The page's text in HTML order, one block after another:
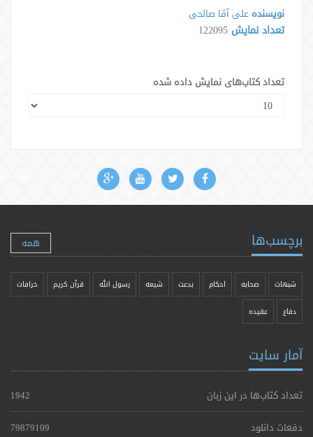
نویسنده علی آقا صالحی
تعداد نمایش 122095
تعداد کتاب‌های نمایش داده شده
برچسب‌ها همه
شبهات صحابه احکام بدعت شیعه رسول الله قرآن کریم خرافات
دفاع عقیده
آمار سایت
تعداد کتاب‌ها در این زبان
1942
دفعات دانلود
79879109